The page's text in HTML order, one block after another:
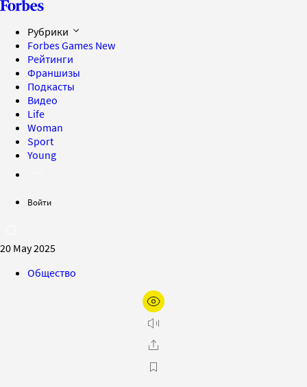
Рубрики
Forbes Games New
Рейтинги
Франшизы
Подкасты
Видео
Life
Woman
Sport
Young
Войти
20 May 2025
Общество